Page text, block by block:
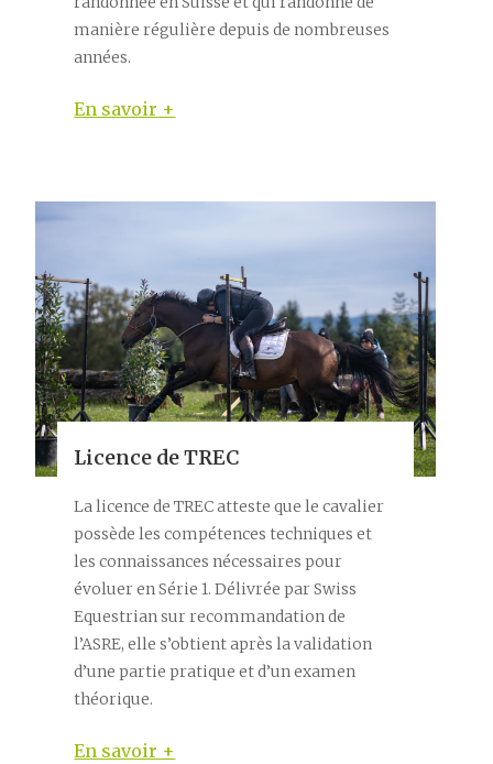
manière régulière depuis de nombreuses
années.
En savoir +
Licence de TREC
La licence de TREC atteste que le cavalier
possède les compétences techniques et
les connaissances nécessaires pour
évoluer en Série 1. Délivrée par Swiss
Equestrian sur recommandation de
l’ASRE, elle s’obtient après la validation
d’une partie pratique et d’un examen
théorique.
En savoir +